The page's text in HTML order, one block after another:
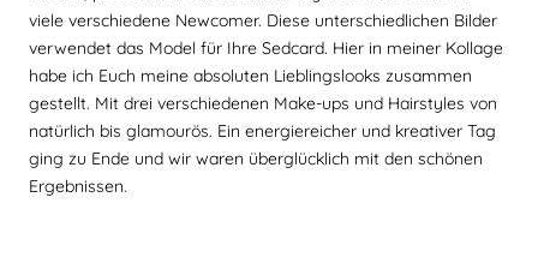
viele verschiedene Newcomer. Diese unterschiedlichen Bilder
verwendet das Model für Ihre Sedcard. Hier in meiner Kollage
habe ich Euch meine absoluten Lieblingslooks zusammen
gestellt. Mit drei verschiedenen Make-ups und Hairstyles von
natürlich bis glamourös. Ein energiereicher und kreativer Tag
ging zu Ende und wir waren überglücklich mit den schönen
Ergebnissen.